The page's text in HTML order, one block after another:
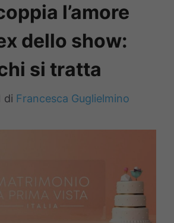
l’amore
dello show:
si tratta
di Francesca Guglielmino